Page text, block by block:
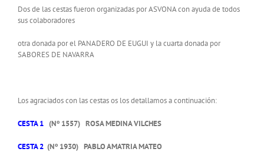
Dos de las cestas fueron organizadas por ASVONA con ayuda de todos
sus colaboradores
otra donada por el PANADERO DE EUGUI y la cuarta donada por
SABORES DE NAVARRA
Los agraciados con las cestas os los detallamos a continuación:
CESTA 1 (Nº 1557) ROSA MEDINA VILCHES
CESTA 2 (Nº 1930) PABLO AMATRIA MATEO